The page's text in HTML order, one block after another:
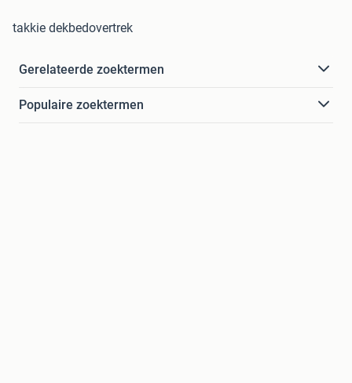
takkie dekbedovertrek
Gerelateerde zoektermen
Populaire zoektermen